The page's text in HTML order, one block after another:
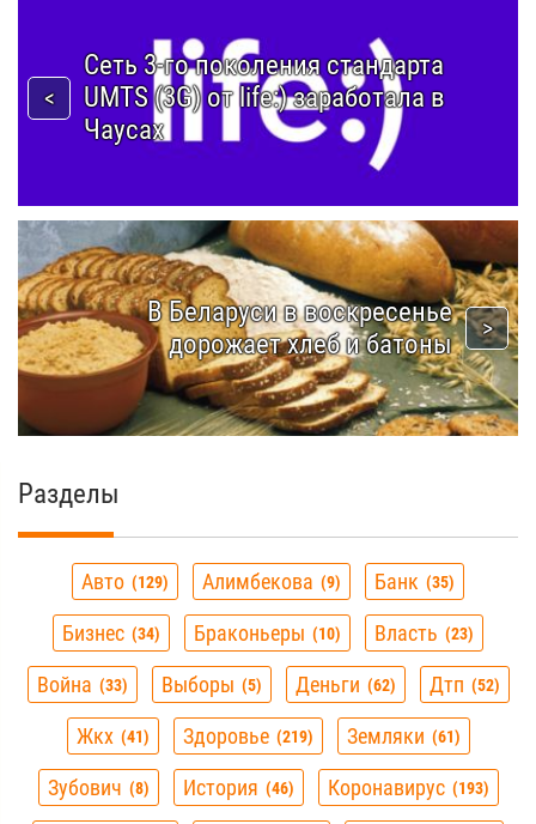
Сеть 3-го поколения стандарта
UMTS (3G) от life:) заработала в
Чаусах
В Беларуси в воскресенье
дорожает хлеб и батоны
Разделы
Авто 129 Алимбекова 9 Банк 35
Бизнес 34 Браконьеры 10 Власть 23
Война 33 Выборы 5 Деньги 62 Дтп 52
Жкх 41 Здоровье 219 Земляки 61
Зубович 8 История 46 Коронавирус 193